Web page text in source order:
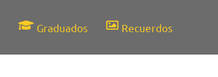
Graduados Recuerdos